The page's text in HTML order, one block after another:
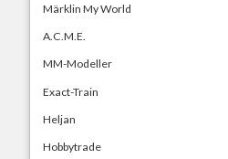
Märklin My World
A.C.M.E.
MM-Modeller
Exact-Train
Heljan
Hobbytrade